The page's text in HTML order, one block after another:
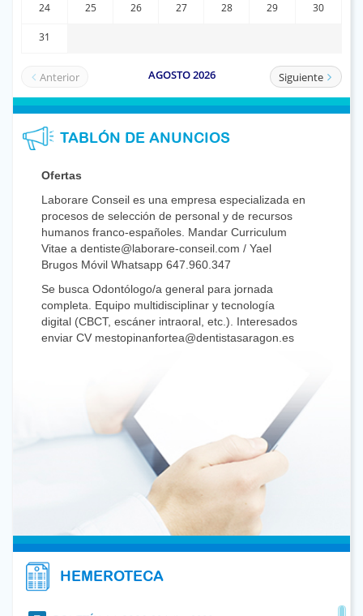
TABLÓN DE ANUNCIOS
Ofertas
Laborare Conseil es una empresa especializada en
procesos de selección de personal y de recursos
humanos franco-españoles. Mandar Curriculum
Vitae a dentiste@laborare-conseil.com / Yael
Brugos Móvil Whatsapp 647.960.347
Se busca Odontólogo/a general para jornada
completa. Equipo multidisciplinar y tecnología
digital (CBCT, escáner intraoral, etc.). Interesados
enviar CV mestopinanfortea@dentistasaragon.es
al mes, con posibilidad de ampliar. Clínica familiar.
Interesado/a llamar al 680.468.183.
Se busca compañero generalista para colaborar.
Jornadas a convenir. Incorporación flexible.
Posibilidad de desarrollo profesional. Interesados
Se traspasa Clínica Dental en el centro de
Zaragoza con 25 años de antigüedad. La Clínica
intraoral. Sala de RX con Ortopantomógrafo. No
hay posibilidad de ampliar. Interesados:
HEMEROTECA